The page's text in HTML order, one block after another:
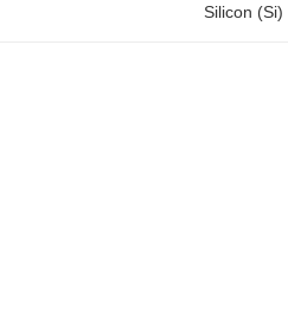
Silicon (Si)